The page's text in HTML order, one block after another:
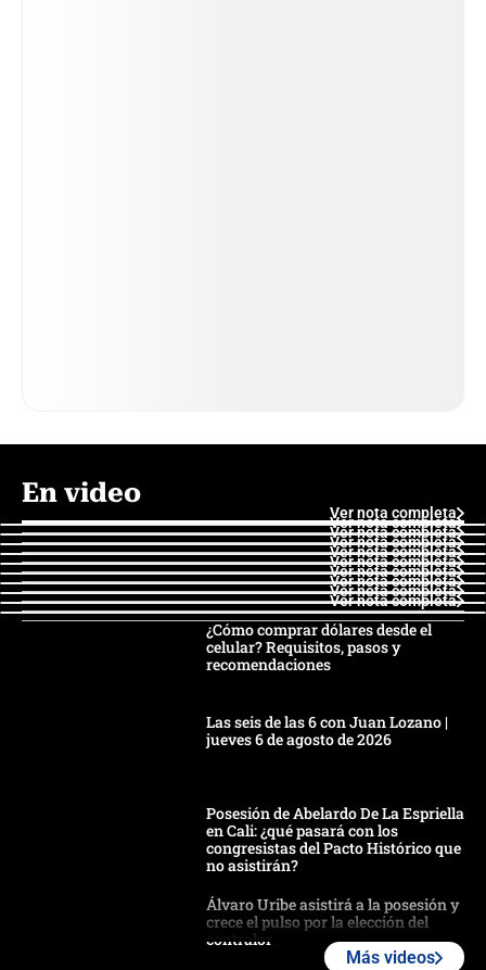
En video
Ver nota completa
Ver nota completa
Ver nota completa
Ver nota completa
Ver nota completa
Ver nota completa
Ver nota completa
Ver nota completa
Ver nota completa
Ver nota completa
¿Cómo comprar dólares desde el
celular? Requisitos, pasos y
recomendaciones
Las seis de las 6 con Juan Lozano |
jueves 6 de agosto de 2026
Posesión de Abelardo De La Espriella
en Cali: ¿qué pasará con los
congresistas del Pacto Histórico que
no asistirán?
Álvaro Uribe asistirá a la posesión y
crece el pulso por la elección del
contralor
Más videos